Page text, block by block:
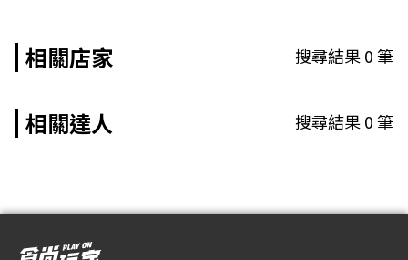
相關店家 搜尋結果0筆
相關達人 搜尋結果0筆